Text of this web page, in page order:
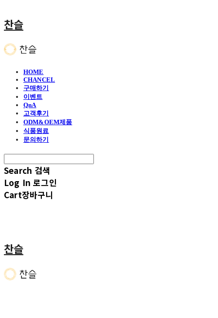
찬슬
HOME
CHANCEL
구매하기
이벤트
QnA
고객후기
ODM&OEM제품
식품원료
문의하기
Search 검색
Log In 로그인
Cart장바구니
찬슬